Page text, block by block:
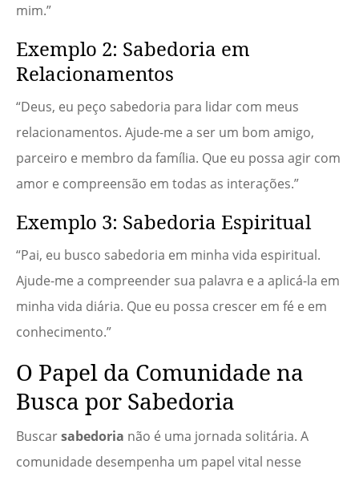
mim.”
Exemplo 2: Sabedoria em
Relacionamentos
“Deus, eu peço sabedoria para lidar com meus
relacionamentos. Ajude-me a ser um bom amigo,
parceiro e membro da família. Que eu possa agir com
amor e compreensão em todas as interações.”
Exemplo 3: Sabedoria Espiritual
“Pai, eu busco sabedoria em minha vida espiritual.
Ajude-me a compreender sua palavra e a aplicá-la em
minha vida diária. Que eu possa crescer em fé e em
conhecimento.”
O Papel da Comunidade na
Busca por Sabedoria
Buscarsabedoria não é uma jornada solitária. A
comunidade desempenha um papel vital nesse